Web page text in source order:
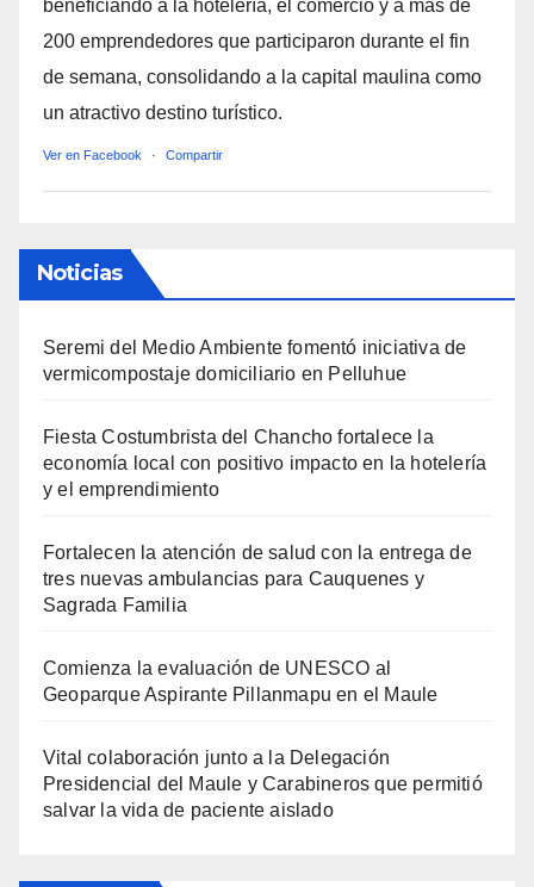
beneficiando a la hotelería, el comercio y a más de
200 emprendedores que participaron durante el fin
de semana, consolidando a la capital maulina como
un atractivo destino turístico.
Ver en Facebook · Compartir
Noticias
Seremi del Medio Ambiente fomentó iniciativa de
vermicompostaje domiciliario en Pelluhue
Fiesta Costumbrista del Chancho fortalece la
economía local con positivo impacto en la hotelería
y el emprendimiento
Fortalecen la atención de salud con la entrega de
tres nuevas ambulancias para Cauquenes y
Sagrada Familia
Comienza la evaluación de UNESCO al
Geoparque Aspirante Pillanmapu en el Maule
Vital colaboración junto a la Delegación
Presidencial del Maule y Carabineros que permitió
salvar la vida de paciente aislado